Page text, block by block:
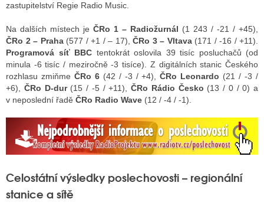
zastupitelství Regie Radio Music.
Na dalších místech je ČRo 1 – Radiožurnál (1 243 / -21 / +45),
ČRo 2 – Praha(577 / +1 / – 17), ČRo 3 – Vltava(171 / -16 / +11).
Programová síť BBC tentokrát oslovila 39 tisíc posluchačů (od
minula -6 tisíc / meziročně -3 tisíce). Z digitálních stanic Českého
rozhlasu zmiňme ČRo 6(42 / -3 / +4),ČRo Leonardo (21 / -3 /
+6), ČRo D-dur(15 / -5 / +11), ČRo Rádio Česko (13 / 0 / 0) a
v neposlední řadě ČRo Radio Wave (12 / -4 / -1).
Celostátní výsledky poslechovosti – regionální
stanice a sítě